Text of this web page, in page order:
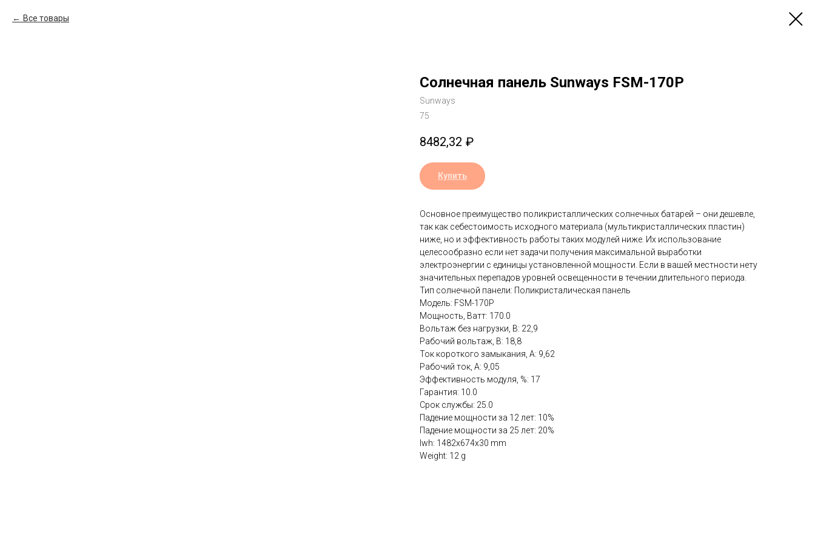
Все товары
Солнечная панель Sunways FSM-170P
Sunways
75
8482,32 ₽
Купить
Основное преимущество поликристаллических солнечных батарей – они дешевле,
так как себестоимость исходного материала (мультикристаллических пластин)
ниже, но и эффективность работы таких модулей ниже. Их использование
целесообразно если нет задачи получения максимальной выработки
электроэнергии с единицы установленной мощности. Если в вашей местности нету
значительных перепадов уровней освещенности в течении длительного периода.
Тип солнечной панели: Поликристалическая панель
Модель: FSM-170P
Мощность, Ватт: 170.0
Вольтаж без нагрузки, В: 22,9
Рабочий вольтаж, В: 18,8
Ток короткого замыкания, А: 9,62
Рабочий ток, А: 9,05
Эффективность модуля, %: 17
Гарантия: 10.0
Срок службы: 25.0
Падение мощности за 12 лет: 10%
Падение мощности за 25 лет: 20%
lwh: 1482x674x30 mm
Weight: 12 g